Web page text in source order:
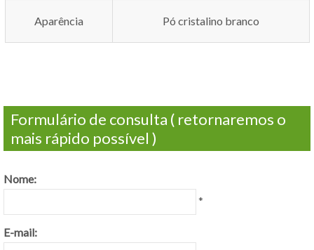
Aparência Pó cristalino branco
Formulário de consulta ( retornaremos o
mais rápido possível )
Nome:
*
E-mail: